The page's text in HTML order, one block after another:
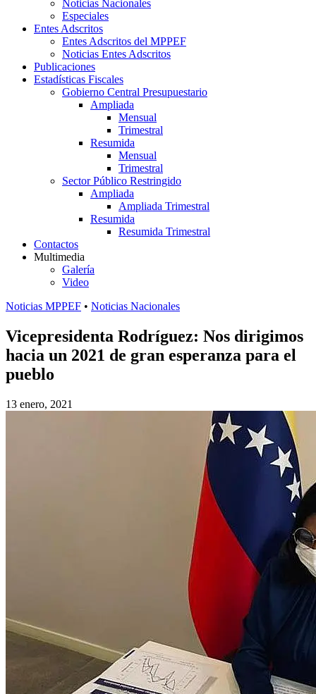
Noticias Nacionales
Especiales
Entes Adscritos
Entes Adscritos del MPPEF
Noticias Entes Adscritos
Publicaciones
Estadísticas Fiscales
Gobierno Central Presupuestario
Ampliada
Mensual
Trimestral
Resumida
Mensual
Trimestral
Sector Público Restringido
Ampliada
Ampliada Trimestral
Resumida
Resumida Trimestral
Contactos
Multimedia
Galería
Video
Noticias MPPEF • Noticias Nacionales
Vicepresidenta Rodríguez: Nos dirigimos
hacia un 2021 de gran esperanza para el
pueblo
13 enero, 2021